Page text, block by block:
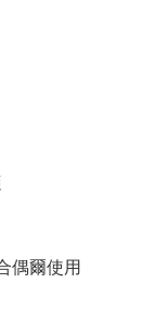
偶爾使用